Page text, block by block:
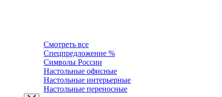
Смотреть все
Спецпредложение %
Символы России
Настольные офисные
Настольные интерьерные
Настольные переносные